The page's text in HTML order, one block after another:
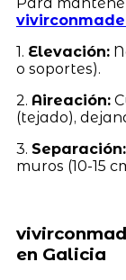
1. Elevación:
o soportes).
2. Aireación:
(tejado),
3. Separación:
muros (10-15
en Galicia